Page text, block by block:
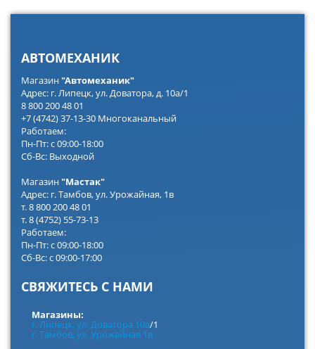
АВТОМЕХАНИК
Магазин"Автомеханик"
Адрес: г. Липецк, ул. Доватора, д. 10а/1
8 800 200 48 01
+7 (4742) 37-13-30 Многоканальный
Работаем:
Пн-Пт: с 09:00-18:00
Сб-Вс: Выходной
Магазин"Мастак"
Адрес: г. Тамбов, ул. Урожайная, 1в
т. 8 800 200 48 01
т. 8 (4752) 55-73-13
Работаем:
Пн-Пт: с 09:00-18:00
Сб-Вс: с 09:00-17:00
СВЯЖИТЕСЬ С НАМИ
Магазины:
г. Липецк, ул. Доватора 10а/1
г. Тамбов, ул. Урожайная 1в